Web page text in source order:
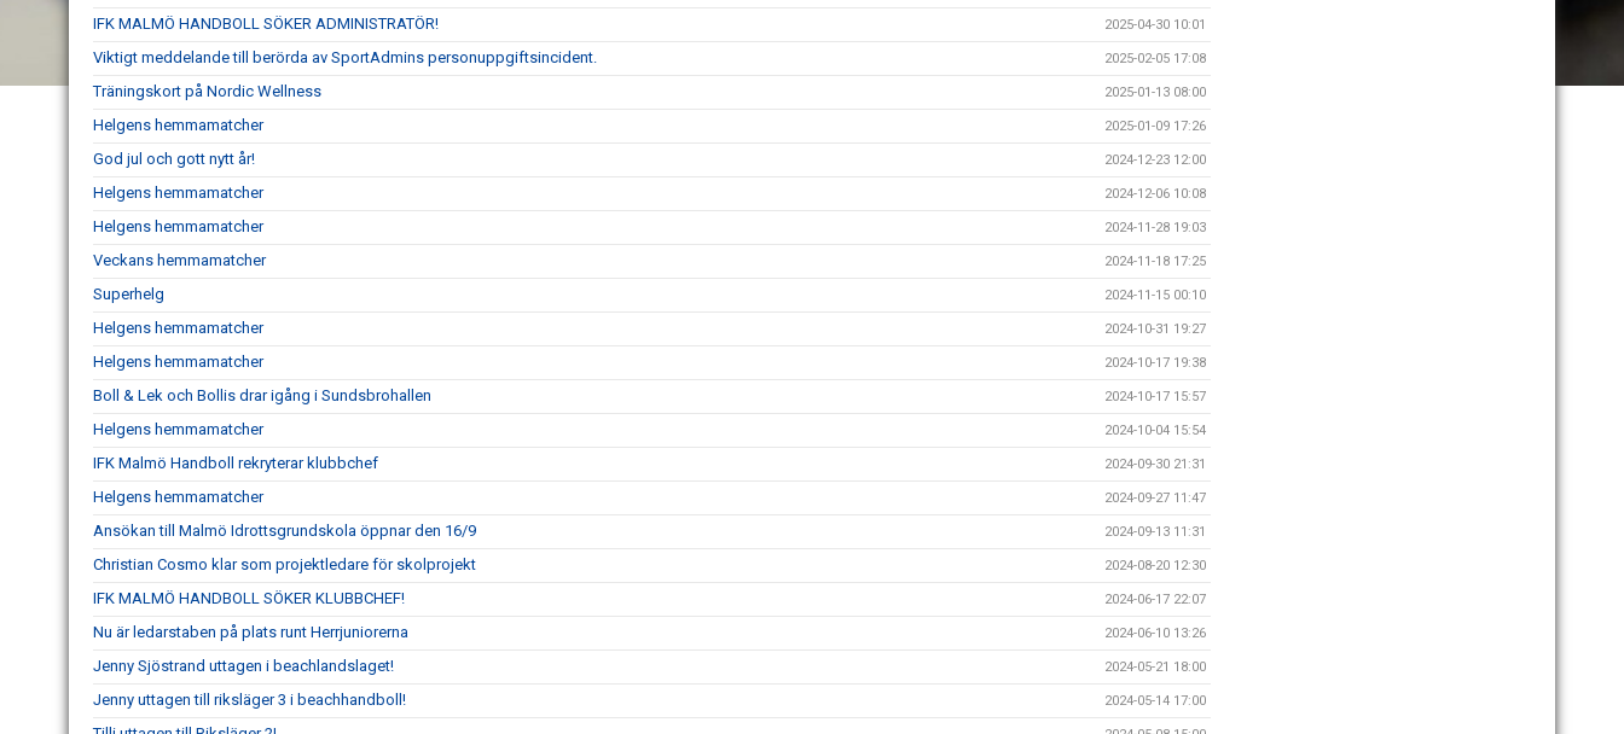
IFK MALMÖ HANDBOLL SÖKER ADMINISTRATÖR! 2025-04-30 10:01
Viktigt meddelande till berörda av SportAdmins personuppgiftsincident. 2025-02-05 17:08
Träningskort på Nordic Wellness 2025-01-13 08:00
Helgens hemmamatcher 2025-01-09 17:26
God jul och gott nytt år! 2024-12-23 12:00
Helgens hemmamatcher 2024-12-06 10:08
Helgens hemmamatcher 2024-11-28 19:03
Veckans hemmamatcher 2024-11-18 17:25
Superhelg 2024-11-15 00:10
Helgens hemmamatcher 2024-10-31 19:27
Helgens hemmamatcher 2024-10-17 19:38
Boll & Lek och Bollis drar igång i Sundsbrohallen 2024-10-17 15:57
Helgens hemmamatcher 2024-10-04 15:54
IFK Malmö Handboll rekryterar klubbchef 2024-09-30 21:31
Helgens hemmamatcher 2024-09-27 11:47
Ansökan till Malmö Idrottsgrundskola öppnar den 16/9 2024-09-13 11:31
Christian Cosmo klar som projektledare för skolprojekt 2024-08-20 12:30
IFK MALMÖ HANDBOLL SÖKER KLUBBCHEF! 2024-06-17 22:07
Nu är ledarstaben på plats runt Herrjuniorerna 2024-06-10 13:26
Jenny Sjöstrand uttagen i beachlandslaget! 2024-05-21 18:00
Jenny uttagen till riksläger 3 i beachhandboll! 2024-05-14 17:00